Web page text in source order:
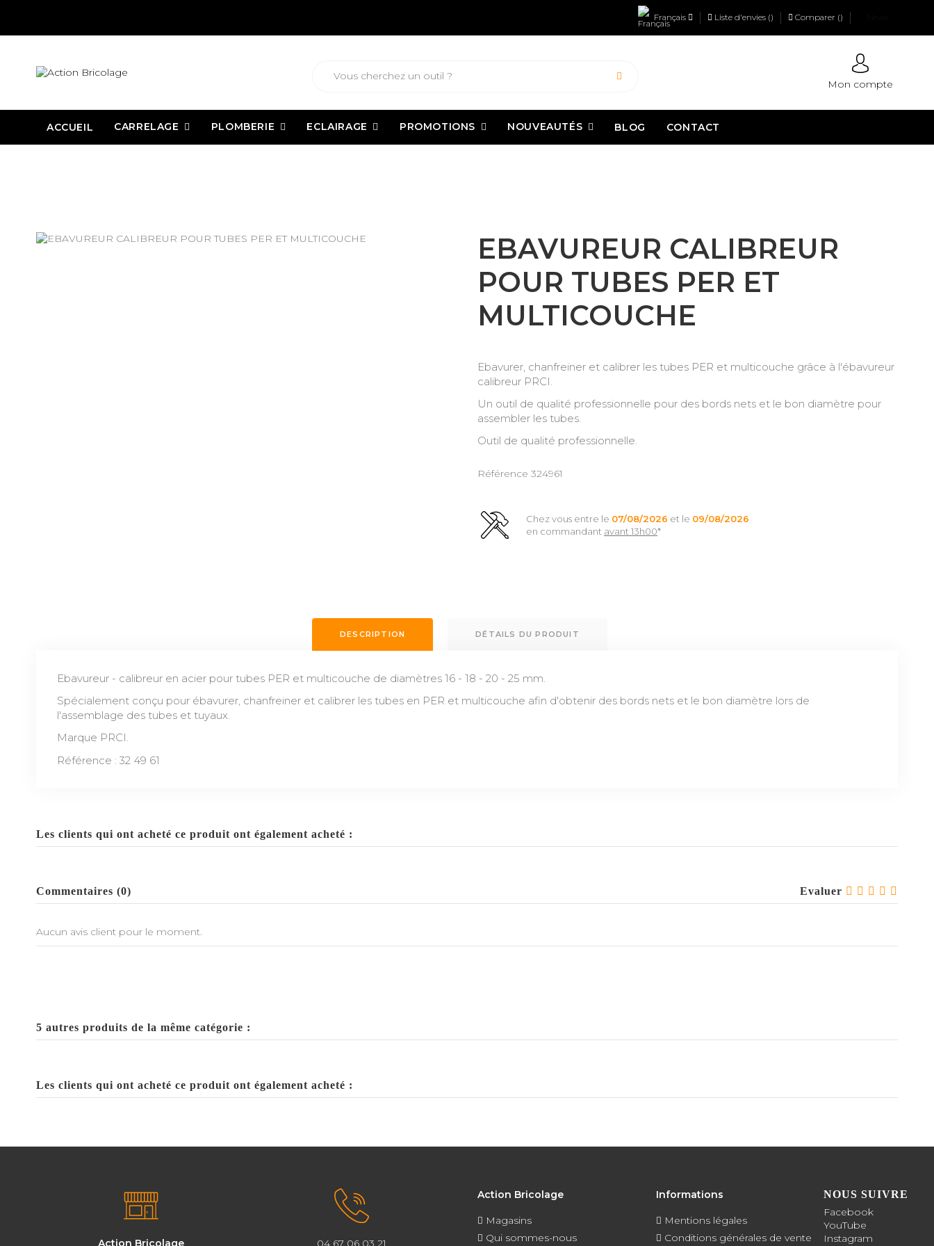
Français Liste d'envies () Comparer ()
Mon compte
ACCUEIL CARRELAGE PLOMBERIE ECLAIRAGE PROMOTIONS NOUVEAUTÉS BLOG CONTACT
EBAVUREUR CALIBREUR
POUR TUBES PER ET
MULTICOUCHE
Ebavurer, chanfreiner et calibrer les tubes PER et multicouche grâce à l'ébavureur
calibreur PRCI.
Un outil de qualité professionnelle pour des bords nets et le bon diamètre pour
assembler les tubes.
Outil de qualité professionnelle.
Référence 324961
Chez vous entre le 07/08/2026 et le 09/08/2026
en commandant avant 13h00*
DESCRIPTION DÉTAILS DU PRODUIT
Ebavureur - calibreur en acier pour tubes PER et multicouche de diamètres 16 - 18 - 20 - 25 mm.
Spécialement conçu pour ébavurer, chanfreiner et calibrer les tubes en PER et multicouche afin d'obtenir des bords nets et le bon diamètre lors de
l'assemblage des tubes et tuyaux.
Marque PRCI.
Référence : 32 49 61
Les clients qui ont acheté ce produit ont également acheté :
Evaluer
Commentaires (0)
Aucun avis client pour le moment.
5 autres produits de la même catégorie :
Les clients qui ont acheté ce produit ont également acheté :
Action Bricolage 04 67 06 03 21
Action Bricolage
Magasins
Qui sommes-nous
Informations
Mentions légales
Conditions générales de vente
NOUS SUIVRE
Facebook
YouTube
Instagram